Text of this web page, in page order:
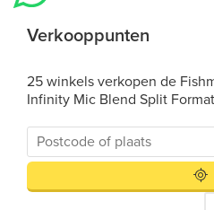
Verkooppunten
25 winkels verkopen de
Infinity Mic Blend Split Format